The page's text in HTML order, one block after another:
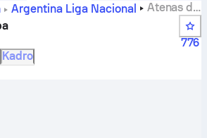
Argentina Liga Nacional
Atenas de
durumu, takvimi ve oyuncuları
776
Kadro